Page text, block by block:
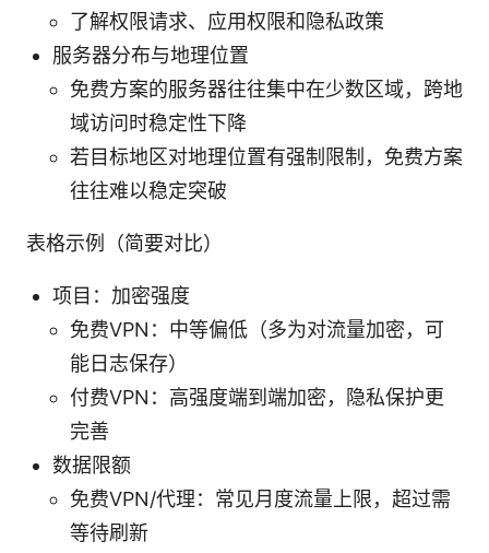
了解权限请求、应用权限和隐私政策
服务器分布与地理位置
免费方案的服务器往往集中在少数区域，跨地
域访问时稳定性下降
若目标地区对地理位置有强制限制，免费方案
往往难以稳定突破
表格示例（简要对比）
项目：加密强度
免费VPN：中等偏低（多为对流量加密，可
能日志保存）
付费VPN：高强度端到端加密，隐私保护更
完善
数据限额
免费VPN/代理：常见月度流量上限，超过需
等待刷新